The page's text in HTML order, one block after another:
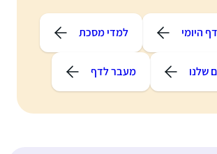
למדי מסכת
מעבר לדף